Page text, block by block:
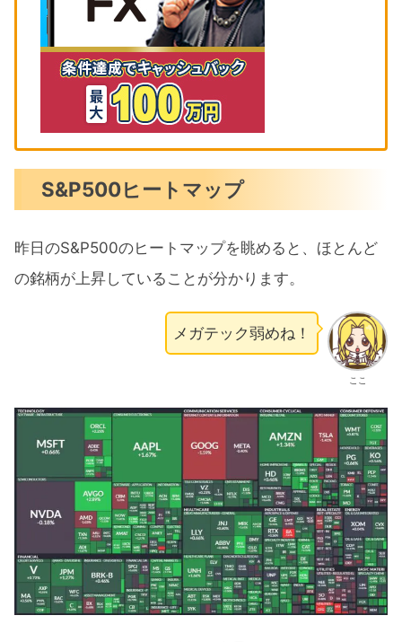
S&P500ヒートマップ
昨日のS&P500のヒートマップを眺めると、ほとんど
の銘柄が上昇していることが分かります。
ここ
メガテック弱めね！